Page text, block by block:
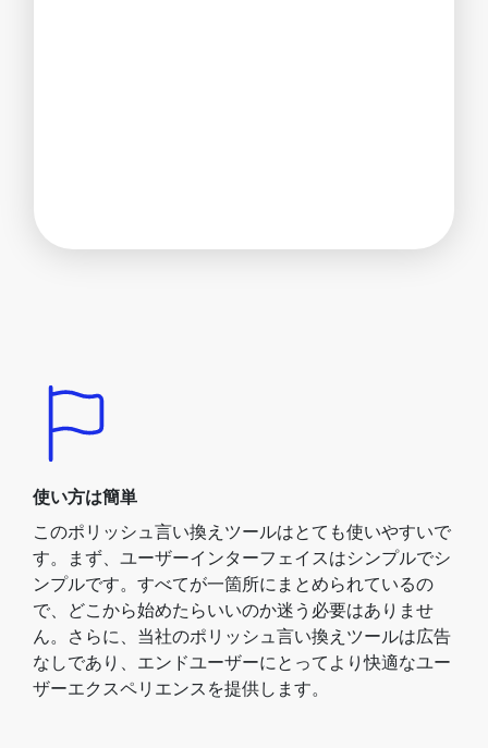
使い方は簡単
このポリッシュ言い換えツールはとても使いやすいで
す。まず、ユーザーインターフェイスはシンプルでシ
ンプルです。すべてが一箇所にまとめられているの
で、どこから始めたらいいのか迷う必要はありませ
ん。さらに、当社のポリッシュ言い換えツールは広告
なしであり、エンドユーザーにとってより快適なユー
ザーエクスペリエンスを提供します。